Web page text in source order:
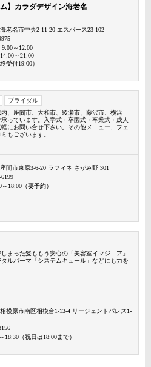
】カラダデザイン海老名
老名市中央2-11-20 エスパース23 102
9:00～12:00
～21:00
終受付19:00）
ブライダル
、座間市、大和市、綾瀬市、藤沢市、横浜
っています。入学式・卒園式・卒業式・成人
にお問い合せ下さい。その他メニュー、フェ
もございます。
間市東原3-6-20 ラフィネ さがみ野 301
6199
～18:00（要予約）
まった髪ももう安心の「美容室イマジニア」
ルパーマ「システムキュール」などにも力を
相模原市南区相模台1-13-4 リージェントパレス1-
18:30（祝日は18:00まで）